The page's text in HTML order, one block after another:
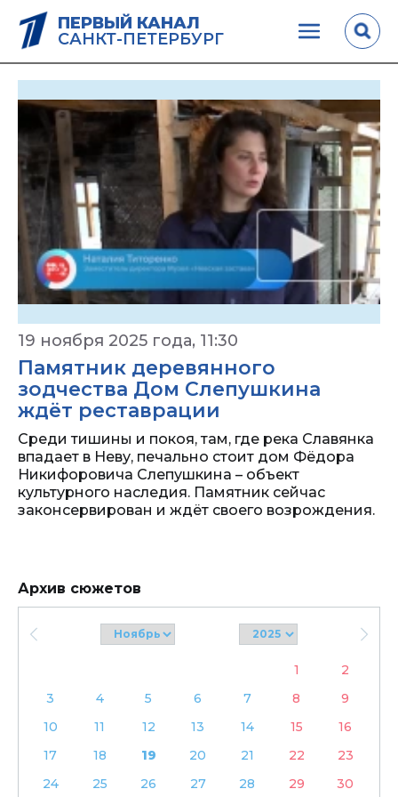
ПЕРВЫЙ КАНАЛ
САНКТ-ПЕТЕРБУРГ
19 ноября 2025 года, 11:30
Памятник деревянного
зодчества Дом Слепушкина
ждёт реставрации
Среди тишины и покоя, там, где река Славянка
впадает в Неву, печально стоит дом Фёдора
Никифоровича Слепушкина – объект
культурного наследия. Памятник сейчас
законсервирован и ждёт своего возрождения.
Архив сюжетов
1
2
3
4 5 6 7 8
9
10
11 12 13 14 15
16
17
18 19 20 21 22
23
24
25 26 27 28 29 30